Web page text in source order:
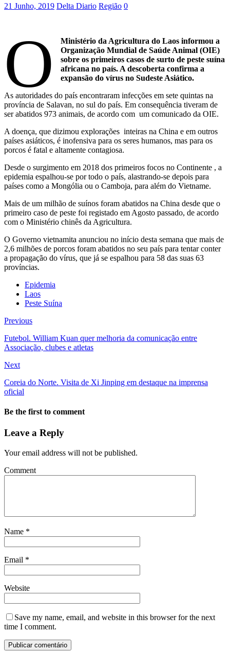
21 Junho, 2019 Delta Diario Região 0
O
Ministério da Agricultura do Laos informou a
Organização Mundial de Saúde Animal (OIE)
sobre os primeiros casos de surto de peste suína
africana no país. A descoberta confirma a
expansão do vírus no Sudeste Asiático.
As autoridades do país encontraram infecções em sete quintas na
província de Salavan, no sul do país. Em consequência tiveram de
ser abatidos 973 animais, de acordo com um comunicado da OIE.
A doença, que dizimou explorações inteiras na China e em outros
países asiáticos, é inofensiva para os seres humanos, mas para os
porcos é fatal e altamente contagiosa.
Desde o surgimento em 2018 dos primeiros focos no Continente , a
epidemia espalhou-se por todo o país, alastrando-se depois para
países como a Mongólia ou o Camboja, para além do Vietname.
Mais de um milhão de suínos foram abatidos na China desde que o
primeiro caso de peste foi registado em Agosto passado, de acordo
com o Ministério chinês da Agricultura.
O Governo vietnamita anunciou no início desta semana que mais de
2,6 milhões de porcos foram abatidos no seu país para tentar conter
a propagação do vírus, que já se espalhou para 58 das suas 63
províncias.
Epidemia
Laos
Peste Suína
Previous
Futebol. William Kuan quer melhoria da comunicação entre
Associação, clubes e atletas
Next
Coreia do Norte. Visita de Xi Jinping em destaque na imprensa
oficial
Be the first to comment
Leave a Reply
Your email address will not be published.
Comment
Name *
Email *
Website
Save my name, email, and website in this browser for the next
time I comment.